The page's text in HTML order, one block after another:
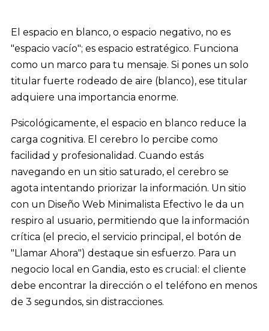
El espacio en blanco, o espacio negativo, no es
"espacio vacío"; es espacio estratégico. Funciona
como un marco para tu mensaje. Si pones un solo
titular fuerte rodeado de aire (blanco), ese titular
adquiere una importancia enorme.
Psicológicamente, el espacio en blanco reduce la
carga cognitiva. El cerebro lo percibe como
facilidad y profesionalidad. Cuando estás
navegando en un sitio saturado, el cerebro se
agota intentando priorizar la información. Un sitio
con un Diseño Web Minimalista Efectivo le da un
respiro al usuario, permitiendo que la información
crítica (el precio, el servicio principal, el botón de
"Llamar Ahora") destaque sin esfuerzo. Para un
negocio local en Gandia, esto es crucial: el cliente
debe encontrar la dirección o el teléfono en menos
de 3 segundos, sin distracciones.